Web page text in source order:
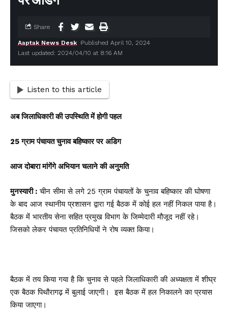
Last updated: 2024/04/10 at 8:16 AM
Aaptak News Desk Published April 10, 2024
Share
Listen to this article
अब जिलाधिकारी की उपस्थिति में होगी पहल
25 ग्राम पंचायत चुनाव बहिष्कार पर अडिग
आज दोबारा मांगेंगे अभियान चलाने की अनुमति
मुनस्यारी : चीन सीमा से लगे 25 ग्राम पंचायतों के चुनाव बहिष्कार की घोषणा
के बाद आज स्थानीय प्रशासन द्वारा गई बैठक में कोई हल नहीं निकल पाया है।
बैठक में भारतीय सेना सहित प्रमुख विभाग के जिम्मेदारी मौजूद नहीं रहे।
जिसको लेकर पंचायत प्रतिनिधियों ने रोष व्यक्त किया।
बैठक में तय किया गया है कि चुनाव से पहले जिलाधिकारी की अध्यक्षता में शीघ्र
एक बैठक पिथौरागढ़ में बुलाई जाएगी। इस बैठक में हल निकालने का प्रयास
किया जाएगा।